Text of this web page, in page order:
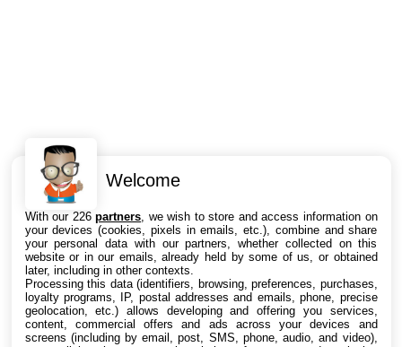
Intéressant ? Partagez !
Welcome
With our 226partners , we wish to store and access information on
your devices (cookies, pixels in emails, etc.), combine and share
your personal data with our partners, whether collected on this
website or in our emails, already held by some of us, or obtained
later, including in other contexts.
Processing this data (identifiers, browsing, preferences, purchases,
loyalty programs, IP, postal addresses and emails, phone, precise
geolocation, etc.) allows developing and offering you services,
content, commercial offers and ads across your devices and
screens (including by email, post, SMS, phone, audio, and video),